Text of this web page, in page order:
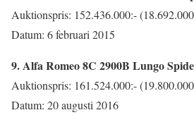
Auktionspris: 152.436.000:-
Datum: 6 februari 2015
9. Alfa Romeo 8C 2900B Lungo
Auktionspris: 161.524.000:-
Datum: 20 augusti 2016